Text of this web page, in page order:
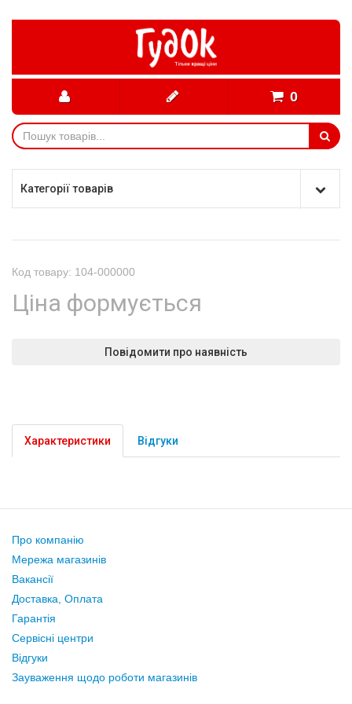
0
Категорії товарів
Код товару: 104-000000
Ціна формується
Повідомити про наявність
Характеристики Відгуки
Про компанію
Мережа магазинів
Вакансії
Доставка, Оплата
Гарантія
Сервісні центри
Відгуки
Зауваження щодо роботи магазинів